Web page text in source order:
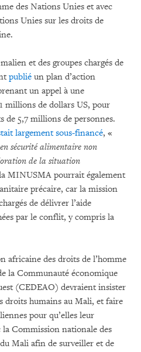
des Nations Unies et avec
Unies sur les droits de
et des groupes chargés de
publié un plan d’action
un appel à une
millions de dollars US, pour
de 5,7 millions de personnes.
largement sous-financé, «
sécurité alimentaire non
de la situation
MINUSMA pourrait également
précaire, car la mission
de délivrer l’aide
par le conflit, y compris la
africaine des droits de l’homme
la Communauté économique
(CEDEAO) devraient insister
droits humains au Mali, et faire
pour qu’elles leur
Commission nationale des
Mali afin de surveiller et de